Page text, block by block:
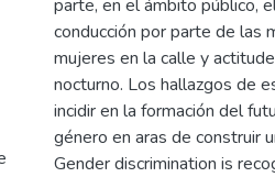
parte, en el ámbito público,
conducción por parte de las
mujeres en la calle y
nocturno. Los hallazgos de
incidir en la formación del
género en aras de construir
Gender discrimination is